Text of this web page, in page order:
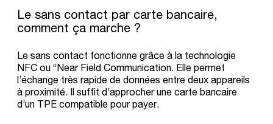
Le sans contact par carte bancaire,
comment ça marche ?
Le sans contact fonctionne grâce à la technologie
NFC ou “Near Field Communication. Elle permet
l’échange très rapide de données entre deux appareils
à proximité. Il suffit d’approcher une carte bancaire
d’un TPE compatible pour payer.